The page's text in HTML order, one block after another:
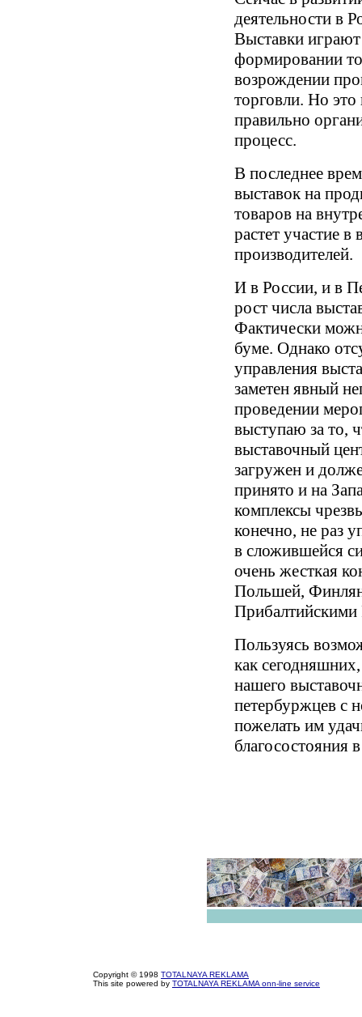
деятельности в
Выставки
формировании
возрождении
торговли. Но это
правильно
процесс.
В последнее
выставок на
товаров на
растет участие в
производителей.
И в России, и в
рост числа
Фактически
буме. Однако
управления
заметен явный
проведении
выступаю за то,
выставочный
загружен и
принято и на
комплексы
конечно, не раз
в сложившейся
очень жесткая
Польшей,
Прибалтийскими
Пользуясь
как
нашего
петербуржцев с
пожелать им
благосостояния
Copyright © 1998 TOTALNAYA REKLAMA
This site powered by TOTALNAYA REKLAMA onn-line service